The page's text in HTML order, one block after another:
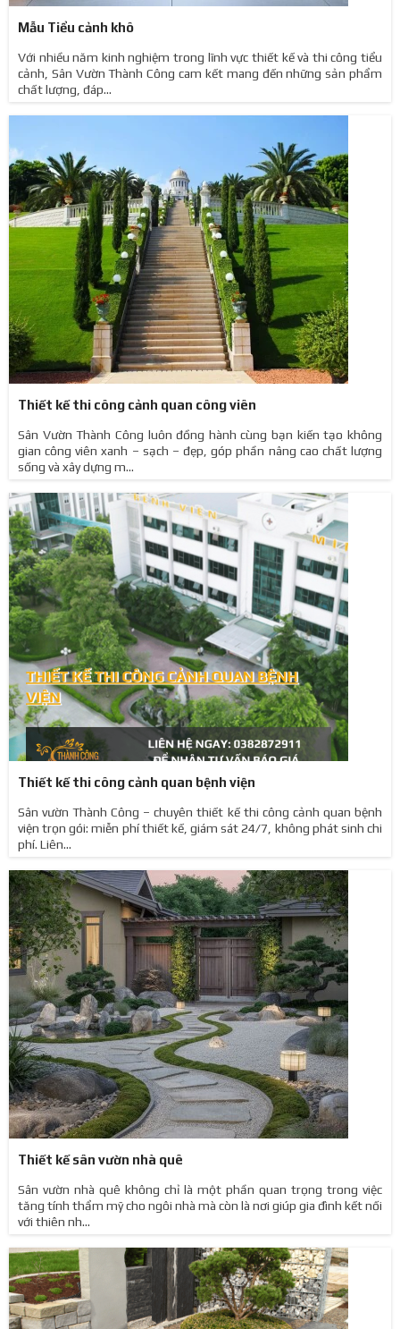
Mẫu Tiểu cảnh khô
Với nhiều năm kinh nghiệm trong lĩnh vực thiết kế và thi công tiểu
cảnh, Sân Vườn Thành Công cam kết mang đến những sản phẩm
chất lượng, đáp...
Thiết kế thi công cảnh quan công viên
Sân Vườn Thành Công luôn đồng hành cùng bạn kiến tạo không
gian công viên xanh – sạch – đẹp, góp phần nâng cao chất lượng
sống và xây dựng m...
Thiết kế thi công cảnh quan bệnh viện
Sân vườn Thành Công – chuyên thiết kế thi công cảnh quan bệnh
viện trọn gói: miễn phí thiết kế, giám sát 24/7, không phát sinh chi
phí. Liên...
Thiết kế sân vườn nhà quê
Sân vườn nhà quê không chỉ là một phần quan trọng trong việc
tăng tính thẩm mỹ cho ngôi nhà mà còn là nơi giúp gia đình kết nối
với thiên nh...